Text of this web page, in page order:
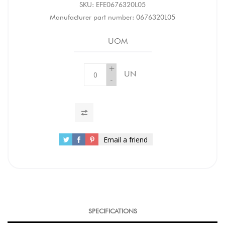
SKU: EFE0676320L05
Manufacturer part number: 0676320L05
UOM
+
-
UN
Email a friend
SPECIFICATIONS